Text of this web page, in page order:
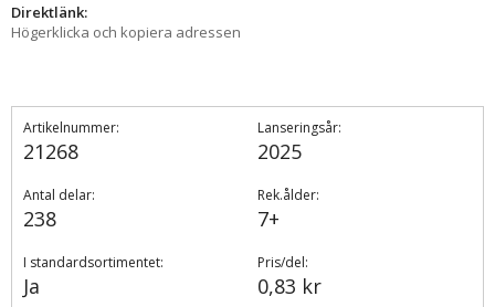
Direktlänk:
Högerklicka och kopiera adressen
Artikelnummer:
21268
Lanseringsår:
2025
Antal delar:
238
Rek.ålder:
7+
I standardsortimentet:
Ja
Pris/del:
0,83 kr